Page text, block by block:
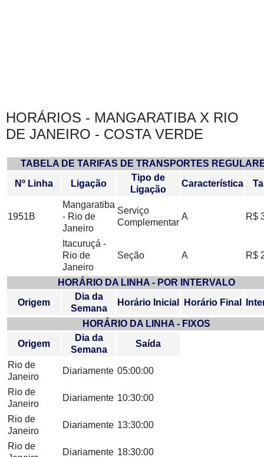
HORÁRIOS - MANGARATIBA X RIO
DE JANEIRO - COSTA VERDE
TABELA DE TARIFAS DE TRANSPORTES
Nº Linha
Ligação
Tipo de
Ligação
Característica
1951B
Mangaratiba
- Rio de
Janeiro
Serviço
Complementar
A R$
Itacuruçá -
Rio de
Janeiro
Seção A R$
HORÁRIO DA LINHA - POR INTERVALO
Origem
Dia da
Semana
Horário Inicial Horário Final
HORÁRIO DA LINHA - FIXOS
Origem
Dia da
Semana
Saída
Rio de
Janeiro
Diariamente 05:00:00
Rio de
Janeiro
Diariamente 10:30:00
Rio de
Janeiro
Diariamente 13:30:00
Rio de
Diariamente 18:30:00